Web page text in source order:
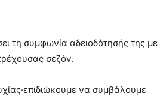
τη συμφωνία αδειοδότησής της με
σεζόν.
να συμβάλουμε